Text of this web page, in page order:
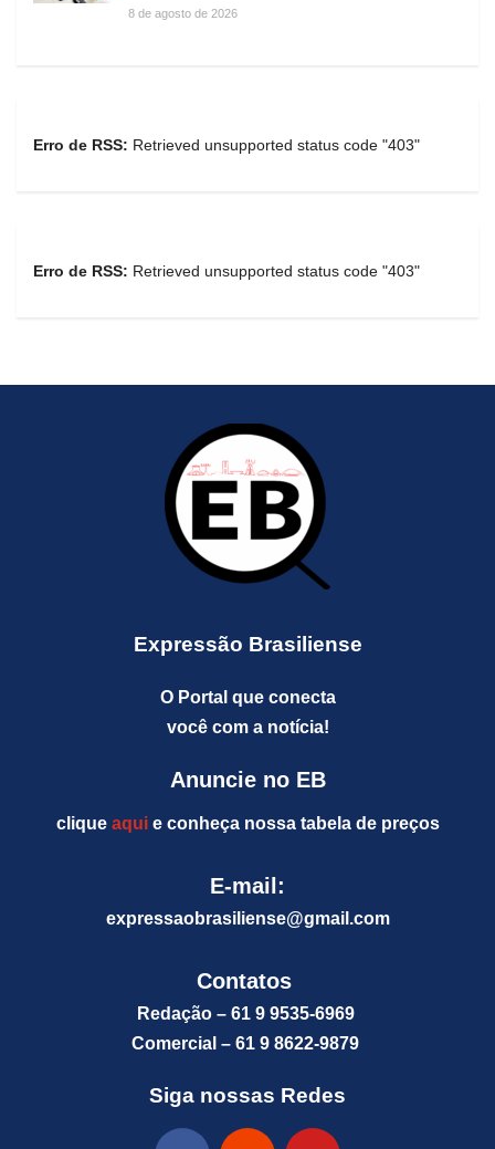
8 de agosto de 2026
Erro de RSS: Retrieved unsupported status code "403"
Erro de RSS: Retrieved unsupported status code "403"
Expressão Brasiliense
O Portal que conecta
você com a notícia!
Anuncie no EB
clique aquie conheça nossa tabela de preços
E-mail:
expressaobrasiliense@gmail.com
Contatos
Redação – 61 9 9535-6969
Comercial – 61 9 8622-9879
Siga nossas Redes